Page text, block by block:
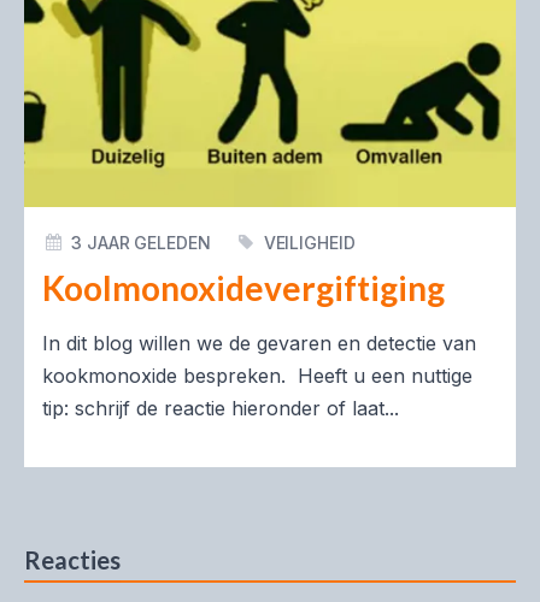
Koolmonoxidevergiftiging
3 JAAR GELEDEN VEILIGHEID
In dit blog willen we de gevaren en detectie van
kookmonoxide bespreken. Heeft u een nuttige
tip: schrijf de reactie hieronder of laat...
Reacties